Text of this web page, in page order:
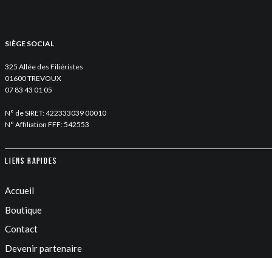
SIÈGE SOCIAL
325 Allée des Filiéristes
01600 TREVOUX
07 83 43 01 05
N° de SIRET: 422333039 00010
N° Affiliation FFF: 542553
Liens rapides
Accueil
Boutique
Contact
Devenir partenaire